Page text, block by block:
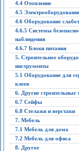
4.4 Отопление
4.5
4.6 Оборудование
4.6.5 Системы
наблюдения
4.6.7 Блоки питания
5. Строительное
инструменты
5.1 Оборудование для
клеев
6. Другие строительные
6.7 Сейфы
6.8 Стелажи и верстаки
7. Мебель
7.1 Мебель для дома
7.2 Мебель для офиса
8. Другое